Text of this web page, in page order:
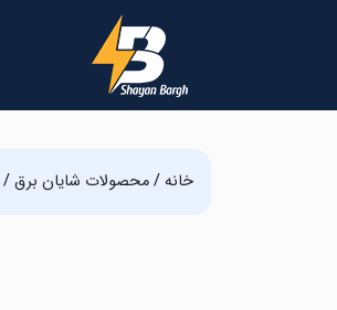
خانه/محصولات شایان برق/